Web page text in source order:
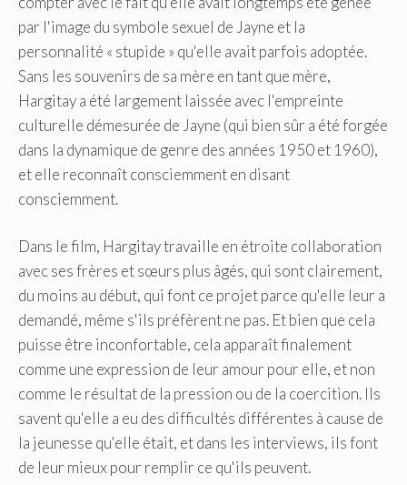
par l'image du symbole sexuel de Jayne et la
personnalité « stupide » qu'elle avait parfois adoptée.
Sans les souvenirs de sa mère en tant que mère,
Hargitay a été largement laissée avec l'empreinte
culturelle démesurée de Jayne (qui bien sûr a été forgée
dans la dynamique de genre des années 1950 et 1960),
et elle reconnaît consciemment en disant
consciemment.
Dans le film, Hargitay travaille en étroite collaboration
avec ses frères et sœurs plus âgés, qui sont clairement,
du moins au début, qui font ce projet parce qu'elle leur a
demandé, même s'ils préfèrent ne pas. Et bien que cela
puisse être inconfortable, cela apparaît finalement
comme une expression de leur amour pour elle, et non
comme le résultat de la pression ou de la coercition. Ils
savent qu'elle a eu des difficultés différentes à cause de
la jeunesse qu'elle était, et dans les interviews, ils font
de leur mieux pour remplir ce qu'ils peuvent.